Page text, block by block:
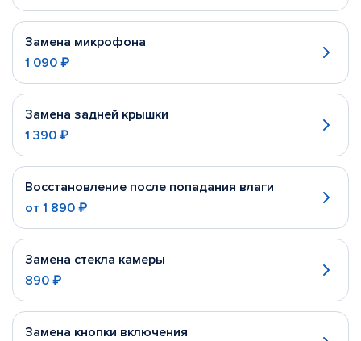
Замена микрофона
1 090 ₽
Замена задней крышки
1 390 ₽
Восстановление после попадания влаги
от 1 890 ₽
Замена стекла камеры
890 ₽
Замена кнопки включения